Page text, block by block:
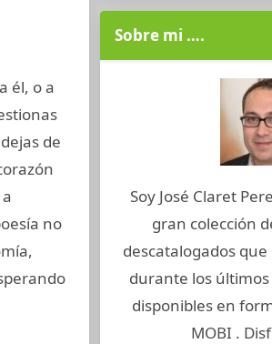
él, o a
de
no
Sobre mi ….
Soy José Claret
gran colección
descatalogados
durante los
disponibles en
MOBI .